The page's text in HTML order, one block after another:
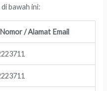
bawah ini:
Nomor / Alamat Email